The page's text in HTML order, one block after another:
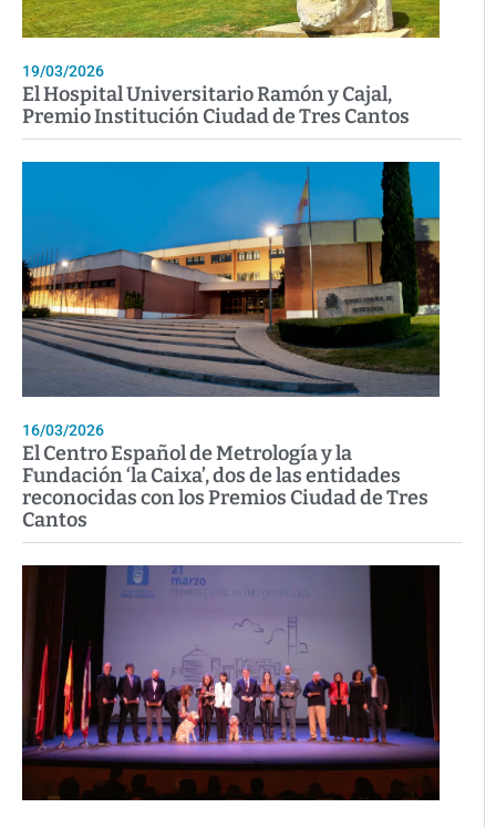
19/03/2026
El Hospital Universitario Ramón y Cajal,
Premio Institución Ciudad de Tres Cantos
16/03/2026
El Centro Español de Metrología y la
Fundación ‘la Caixa’, dos de las entidades
reconocidas con los Premios Ciudad de Tres
Cantos